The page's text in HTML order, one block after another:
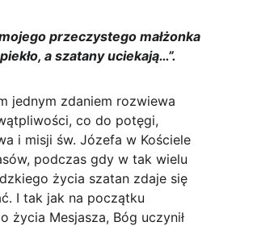
przeczystego małżonka
a szatany uciekają…”.
jednym zdaniem rozwiewa
co do potęgi,
i misji św. Józefa w Kościele
podczas gdy w tak wielu
życia szatan zdaje się
I tak jak na początku
życia Mesjasza, Bóg uczynił